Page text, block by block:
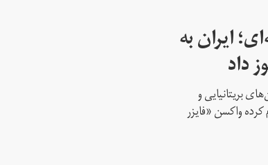
ایران به
داد
بریتانیایی و
کرده واکسن «فایزر